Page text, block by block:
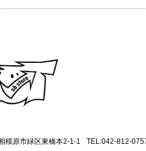
模原市緑区東橋本2-1-1 TEL:042-812-